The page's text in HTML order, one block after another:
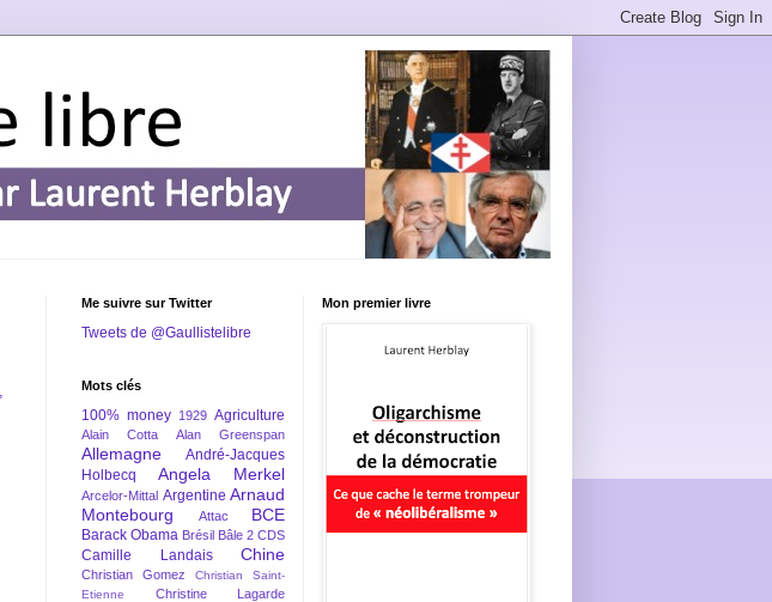
Me suivre sur Twitter
Tweets de @Gaullistelibre
Mots clés
100% money 1929 Agriculture
Alain Cotta Alan Greenspan
Allemagne
André-Jacques
Holbecq
Angela Merkel
Arcelor-Mittal Argentine Arnaud
Montebourg
Attac BCE
Barack Obama Brésil Bâle 2 CDS
Camille Landais Chine
Christian Gomez
Christian Saint-
Etienne
Christine Lagarde
Mon premier livre